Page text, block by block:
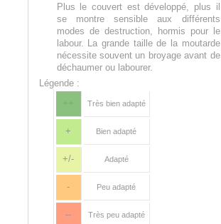
Plus le couvert est développé, plus il
se montre sensible aux différents
modes de destruction, hormis pour le
labour. La grande taille de la moutarde
nécessite souvent un broyage avant de
déchaumer ou labourer.
Légende :
++
Très bien adapté
+ Bien adapté
+/- Adapté
- Peu adapté
-- Très peu adapté